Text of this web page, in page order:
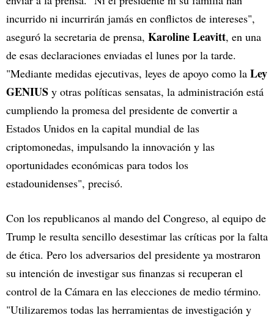
incurrido ni incurrirán jamás en conflictos de intereses",
aseguró la secretaria de prensa, Karoline Leavitt, en una
de esas declaraciones enviadas el lunes por la tarde.
"Mediante medidas ejecutivas, leyes de apoyo como la Ley
GENIUS y otras políticas sensatas, la administración está
cumpliendo la promesa del presidente de convertir a
Estados Unidos en la capital mundial de las
criptomonedas, impulsando la innovación y las
oportunidades económicas para todos los
estadounidenses", precisó.
Con los republicanos al mando del Congreso, al equipo de
Trump le resulta sencillo desestimar las críticas por la falta
de ética. Pero los adversarios del presidente ya mostraron
su intención de investigar sus finanzas si recuperan el
control de la Cámara en las elecciones de medio término.
"Utilizaremos todas las herramientas de investigación y